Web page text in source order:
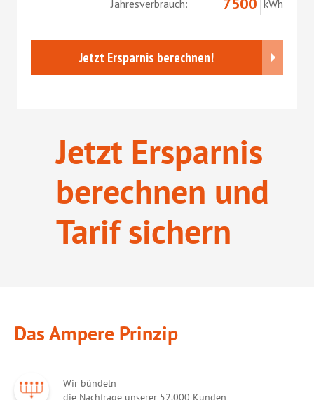
Jetzt Ersparnis
berechnen und
Tarif sichern
Das Ampere Prinzip
Wir bündeln
die Nachfrage unserer 52.000 Kunden